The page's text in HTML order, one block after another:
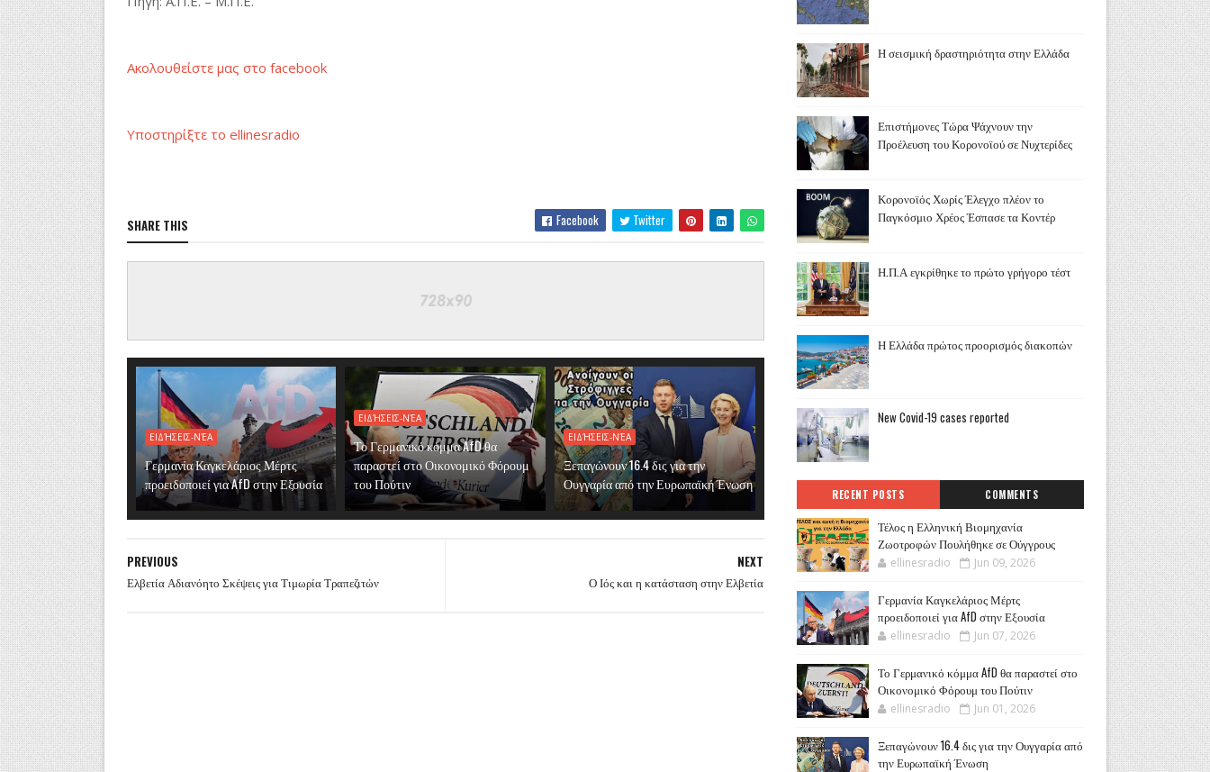
Ακολουθείστε μας στο facebook
Υποστηρίξτε το ellinesradio
SHARE THIS Facebook Twitter
ΕΙΔΉΣΕΙΣ-ΝΈΑ
Γερμανία Καγκελάριος Μέρτς
προειδοποιεί για AfD στην Εξουσία
ΕΙΔΉΣΕΙΣ-ΝΈΑ
Το Γερμανικό κόμμα AfD θα
παραστεί στο Οικονομικό Φόρουμ
του Πούτιν
ΕΙΔΉΣΕΙΣ-ΝΈΑ
Ξεπαγώνουν 16.4 δις για την
Ουγγαρία από την Ευρωπαϊκή Ένωση
NEXT
Ο Ιός και η κατάσταση στην Ελβετία
PREVIOUS
Ελβετία Αδιανόητο Σκέψεις για Τιμωρία Τραπεζιτών
Η σεισμική δραστηριότητα στην Ελλάδα
Επιστήμονες Τώρα Ψάχνουν την
Προέλευση του Κορονοϊού σε Νυχτερίδες
Κορονοϊός Χωρίς Έλεγχο πλέον το
Παγκόσμιο Χρέος Έσπασε τα Κοντέρ
Η.Π.Α εγκρίθηκε το πρώτο γρήγορο τέστ
Η Ελλάδα πρώτος προορισμός διακοπών
New Covid-19 cases reported
RECENT POSTS COMMENTS
Τέλος η Ελληνική Βιομηχανία
Ζωοτροφών Πουλήθηκε σε Ούγγρους
ellinesradio Jun 09, 2026
Γερμανία Καγκελάριος Μέρτς
προειδοποιεί για AfD στην Εξουσία
ellinesradio Jun 07, 2026
Το Γερμανικό κόμμα AfD θα παραστεί στο
Οικονομικό Φόρουμ του Πούτιν
ellinesradio Jun 01, 2026
Ξεπαγώνουν 16.4 δις για την Ουγγαρία από
την Ευρωπαϊκή Ένωση